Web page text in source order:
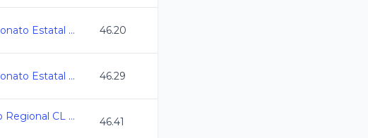
AGS_Campeonato Estatal Curso Largo 2026 46.20
AGS_Campeonato Estatal Curso Largo 2026 46.29
Campeonato Regional CL 2026 46.41